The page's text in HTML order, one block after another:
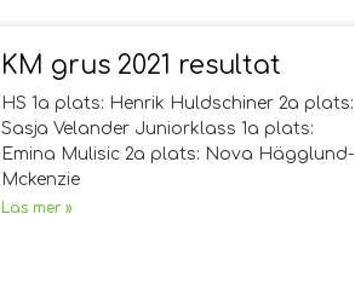
KM grus 2021 resultat
HS 1a plats: Henrik Huldschiner 2a plats:
Sasja Velander Juniorklass 1a plats:
Emina Mulisic 2a plats: Nova Hägglund-
Mckenzie
Läs mer »